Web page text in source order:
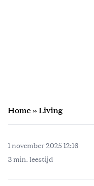
Home»Living
1 november 2025 12:16
3 min. leestijd